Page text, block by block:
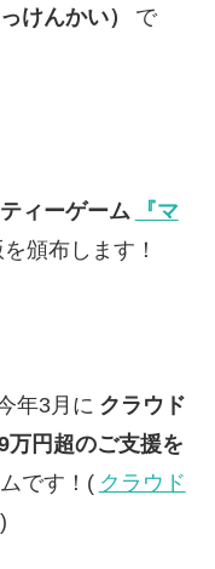
けんかい）
で
ィーゲーム
『マ
頒布します！
年3月に クラウド
万円超のご支援を
です！( クラウド
)